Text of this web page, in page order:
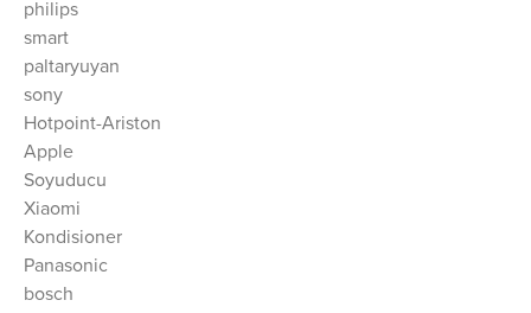
philips
smart
paltaryuyan
sony
Hotpoint-Ariston
Apple
Soyuducu
Xiaomi
Kondisioner
Panasonic
bosch